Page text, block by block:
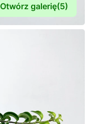
Otwórz galerię(5)